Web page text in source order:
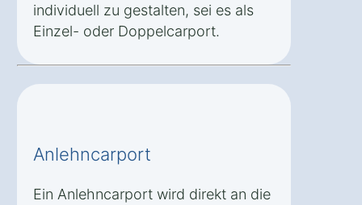
individuell zu gestalten, sei es als
Einzel- oder Doppelcarport.
Anlehncarport
Ein Anlehncarport wird direkt an die